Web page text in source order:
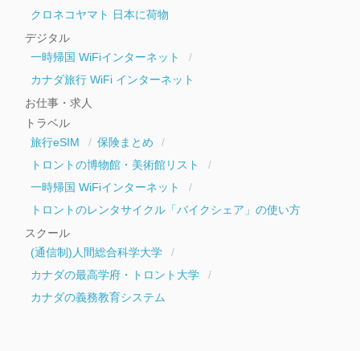
クロネコヤマト 日本に荷物
デジタル
一時帰国 WiFiインターネット
カナダ旅行 WiFi インターネット
お仕事・求人
トラベル
旅行eSIM
保険まとめ
トロントの博物館・美術館リスト
一時帰国 WiFiインターネット
トロントのレンタサイクル「バイクシェア」の使い方
スクール
(通信制)人間総合科学大学
カナダの最高学府・トロント大学
カナダの義務教育システム